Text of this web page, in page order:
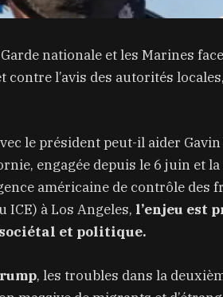
nationale et les Marines
contre l’avis des autorités
le président peut-il aider
engagée depuis le 6 juin et
américaine de contrôle
ICE) à Los Angeles, l’enjeu est
et politique.
, les troubles dans la